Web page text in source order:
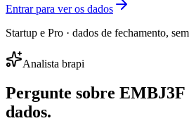
Entrar para ver os dados
Startup e Pro · dados de fechamento,
Analista brapi
Pergunte sobre EMBJ3F
dados.